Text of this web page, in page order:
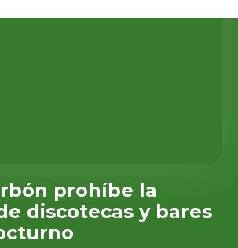
prohíbe la
discotecas y bares